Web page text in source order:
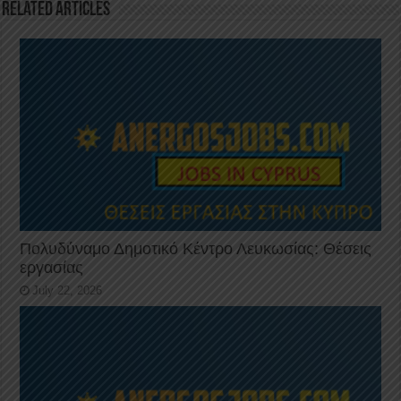
k
Related Articles
Πολυδύναμο Δημοτικό Κέντρο Λευκωσίας: Θέσεις
εργασίας
July 22, 2026